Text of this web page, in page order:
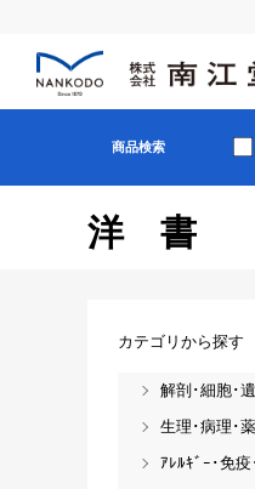
商品検索
洋書
カテゴリから探す
解剖･細胞･
生理･病理･
ｱﾚﾙｷﾞｰ･免